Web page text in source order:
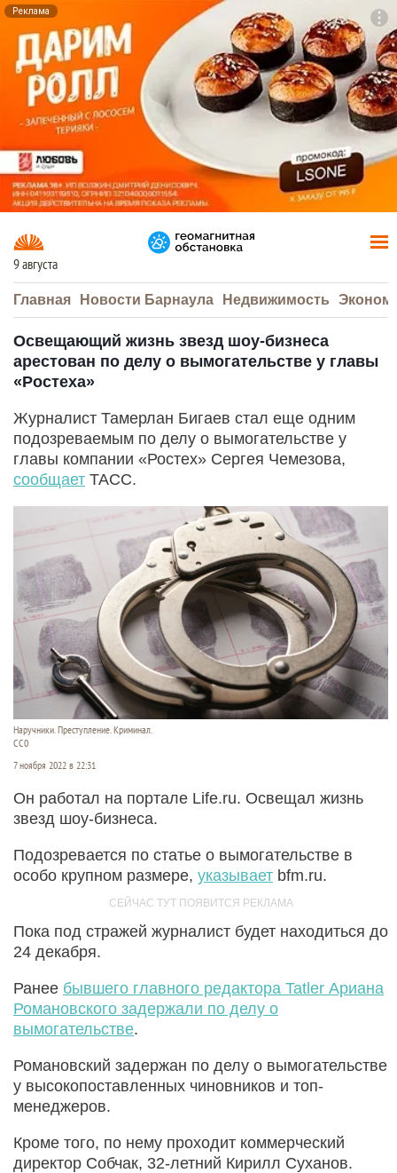
Реклама
9 августа
Главная Новости Барнаула Недвижимость
Освещающий жизнь звезд шоу-бизнеса
арестован по делу о вымогательстве у главы
«Ростеха»
Журналист Тамерлан Бигаев стал еще одним
подозреваемым по делу о вымогательстве у
главы компании «Ростех» Сергея Чемезова,
сообщает ТАСС.
Наручники. Преступление. Криминал.
CC0
7 ноября 2022 в 22:31
Он работал на портале Life.ru. Освещал жизнь
звезд шоу-бизнеса.
Подозревается по статье о вымогательстве в
особо крупном размере, указывает bfm.ru.
Пока под стражей журналист будет находиться до
24 декабря.
Ранее бывшего главного редактора Tatler Ариана
Романовского задержали по делу о
вымогательстве.
Романовский задержан по делу о вымогательстве
у высокопоставленных чиновников и топ-
менеджеров.
Кроме того, по нему проходит коммерческий
директор Собчак, 32-летний Кирилл Суханов.